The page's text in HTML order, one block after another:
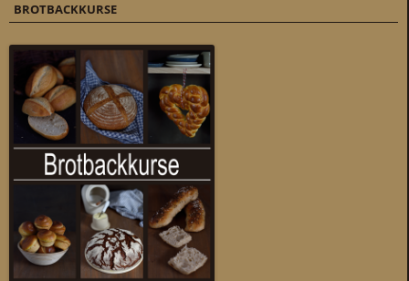
BROTBACKKURSE